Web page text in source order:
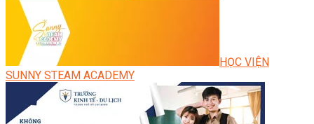
HỌC VIỆN
SUNNY STEAM ACADEMY